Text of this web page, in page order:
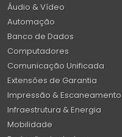
Áudio & Vídeo
Automação
Banco de Dados
Computadores
Comunicação Unificada
Extensões de Garantia
Impressão & Escaneamento
Infraestrutura & Energia
Mobilidade